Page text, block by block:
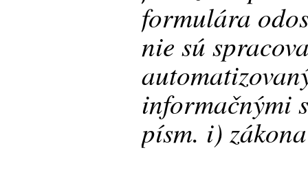
formulára
nie sú
informačnými
písm. i)